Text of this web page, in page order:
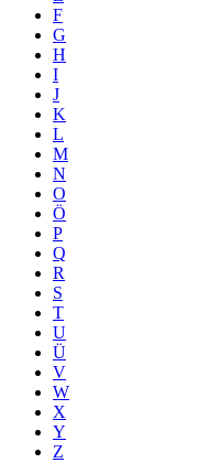
F
G
H
I
J
K
L
M
N
O
Ö
P
Q
R
S
T
U
Ü
V
W
X
Y
Z